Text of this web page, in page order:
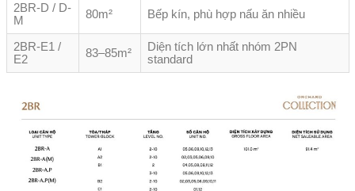
2BR-D / D-
M
80m² Bếp kín, phù hợp nấu ăn nhiều
2BR-E1 /
E2
83–85m²
Diện tích lớn nhất nhóm 2PN
standard